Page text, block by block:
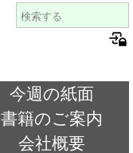
今週の紙面
書籍のご案内
会社概要